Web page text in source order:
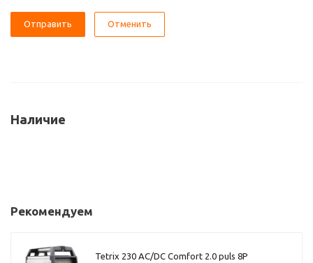
Отменить
Наличие
Рекомендуем
Tetrix 230 AC/DC Comfort 2.0 puls 8P